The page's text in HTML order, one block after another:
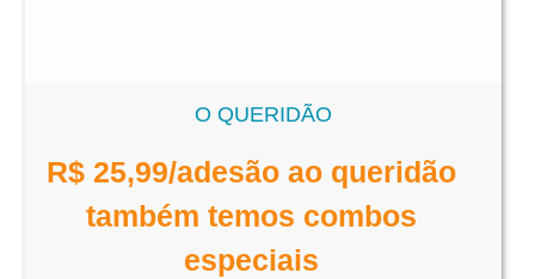
O QUERIDÃO
R$ 25,99/adesão ao queridão
também temos combos
especiais